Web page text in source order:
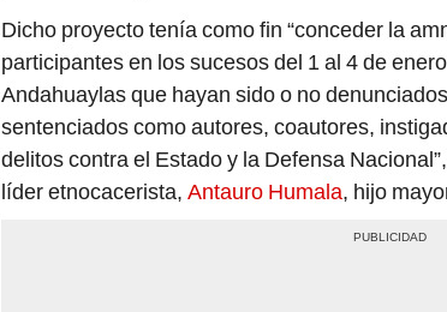
Dicho proyecto tenía como fin “conceder la
participantes en los sucesos del 1 al 4 de
Andahuaylas que hayan sido o no
sentenciados como autores, coautores,
delitos contra el Estado y la Defensa
líder etnocacerista, Antauro Humala, hijo